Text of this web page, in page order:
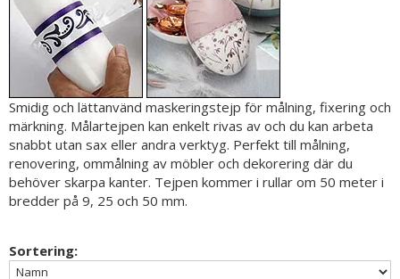
Smidig och lättanvänd maskeringstejp för målning, fixering och
märkning. Målartejpen kan enkelt rivas av och du kan arbeta
snabbt utan sax eller andra verktyg. Perfekt till målning,
renovering, ommålning av möbler och dekorering där du
behöver skarpa kanter. Tejpen kommer i rullar om 50 meter i
bredder på 9, 25 och 50 mm.
Sortering: